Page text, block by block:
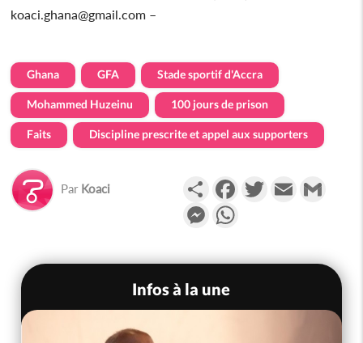
koaci.ghana@gmail.com –
Ghana GFA Stade sportif d'Accra
Mohammed Huzeinu 100 jours de prison
Faits Discipline prescrite et appel aux supporters
Par Koaci PartagerFacebookTwitterEmail
Messenger
Infos à la une